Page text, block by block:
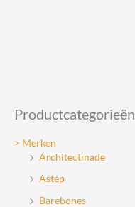
Productcategorieën
> Merken
Architectmade
Astep
Barebones
gekozen
de